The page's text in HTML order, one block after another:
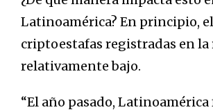
Latinoamérica? En principio,
criptoestafas registradas en la
relativamente bajo.
“El año pasado,